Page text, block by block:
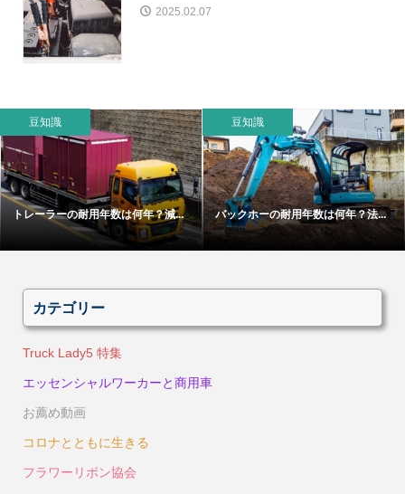
2025.02.07
豆知識
トレーラーの耐用年数は何年？減...
豆知識
バックホーの耐用年数は何年？法...
カテゴリー
Truck Lady5 特集
エッセンシャルワーカーと商用車
お薦め動画
コロナとともに生きる
フラワーリボン協会